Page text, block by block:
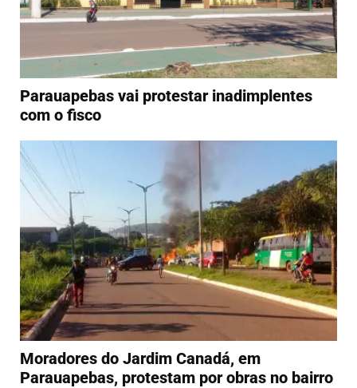
Parauapebas vai protestar inadimplentes
com o fisco
Moradores do Jardim Canadá, em
Parauapebas, protestam por obras no bairro